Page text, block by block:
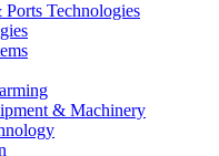
Technologies
& Machinery